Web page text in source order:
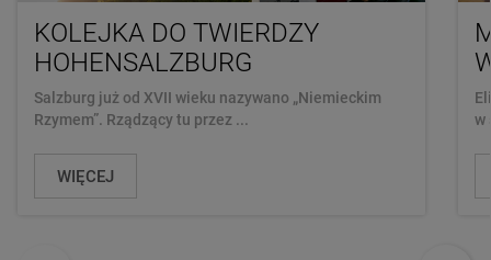
KOLEJKA DO TWIERDZY
HOHENSALZBURG
Salzburg już od XVII wieku nazywano „Niemieckim
Rzymem”. Rządzący tu przez ...
WIĘCEJ
w